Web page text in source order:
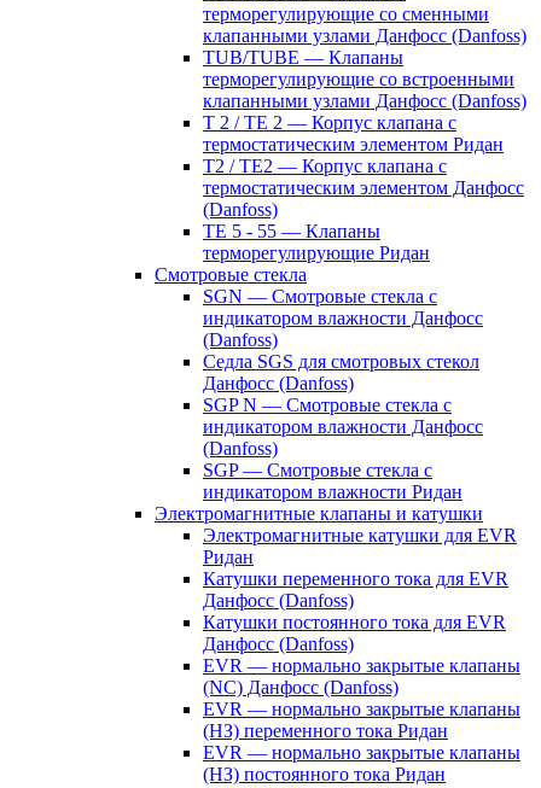
терморегулирующие со сменными
клапанными узлами Данфосс (Danfoss)
TUB/TUBE — Клапаны
терморегулирующие со встроенными
клапанными узлами Данфосс (Danfoss)
T 2 / TE 2 — Корпус клапана с
термостатическим элементом Ридан
T2 / TE2 — Корпус клапана с
термостатическим элементом Данфосс
(Danfoss)
TE 5 - 55 — Клапаны
терморегулирующие Ридан
Смотровые стекла
SGN — Смотровые стекла с
индикатором влажности Данфосс
(Danfoss)
Седла SGS для смотровых стекол
Данфосс (Danfoss)
SGP N — Смотровые стекла с
индикатором влажности Данфосс
(Danfoss)
SGP — Смотровые стекла с
индикатором влажности Ридан
Электромагнитные клапаны и катушки
Электромагнитные катушки для EVR
Ридан
Катушки переменного тока для EVR
Данфосс (Danfoss)
Катушки постоянного тока для EVR
Данфосс (Danfoss)
EVR — нормально закрытые клапаны
(NC) Данфосс (Danfoss)
EVR — нормально закрытые клапаны
(НЗ) переменного тока Ридан
EVR — нормально закрытые клапаны
(НЗ) постоянного тока Ридан